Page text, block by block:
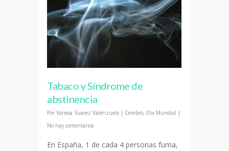
Tabaco y Síndrome de
abstinencia
Por Vanesa Suarez Valenzuela | Cerebro, Día Mundial |
No hay comentarios
En España, 1 de cada 4 personas fuma,